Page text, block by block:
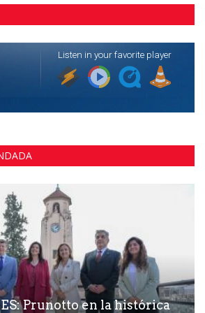
Prunotto en la histórica